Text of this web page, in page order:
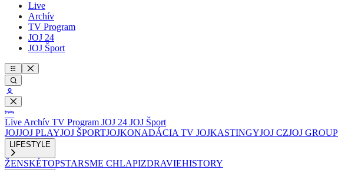
Live
Archív
TV Program
JOJ 24
JOJ Šport
Live Archív TV Program JOJ 24 JOJ Šport
JOJJOJ PLAYJOJ ŠPORTJOJKONADÁCIA TV JOJKASTINGYJOJ CZJOJ GROUP
LIFESTYLE
ŽENSKÉTOPSTARSME CHLAPIZDRAVIEHISTORY